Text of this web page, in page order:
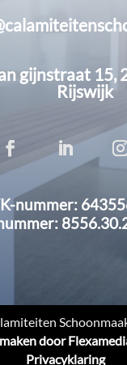
gijnstraat 15,
Rijswijk
nummer:
maken door
Privacyklaring